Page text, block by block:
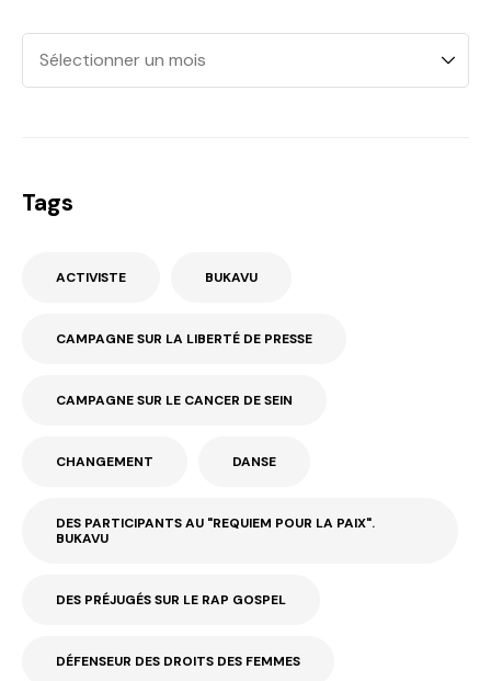
Tags
ACTIVISTE BUKAVU
CAMPAGNE SUR LA LIBERTÉ DE PRESSE
CAMPAGNE SUR LE CANCER DE SEIN
CHANGEMENT DANSE
DES PARTICIPANTS AU "REQUIEM POUR LA PAIX".
BUKAVU
DES PRÉJUGÉS SUR LE RAP GOSPEL
DÉFENSEUR DES DROITS DES FEMMES